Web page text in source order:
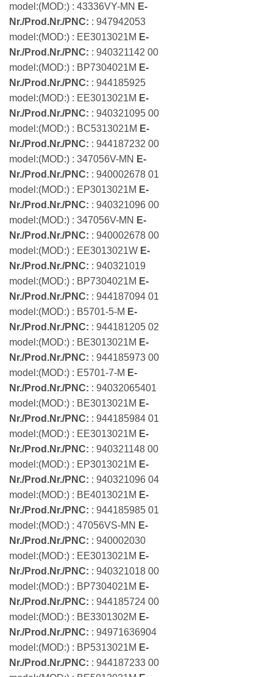
model:(MOD:) : 43336VY-MN E-
Nr./Prod.Nr./PNC: : 947942053
model:(MOD:) : EE3013021M E-
Nr./Prod.Nr./PNC: : 940321142 00
model:(MOD:) : BP7304021M E-
Nr./Prod.Nr./PNC: : 944185925
model:(MOD:) : EE3013021M E-
Nr./Prod.Nr./PNC: : 940321095 00
model:(MOD:) : BC5313021M E-
Nr./Prod.Nr./PNC: : 944187232 00
model:(MOD:) : 347056V-MN E-
Nr./Prod.Nr./PNC: : 940002678 01
model:(MOD:) : EP3013021M E-
Nr./Prod.Nr./PNC: : 940321096 00
model:(MOD:) : 347056V-MN E-
Nr./Prod.Nr./PNC: : 940002678 00
model:(MOD:) : EE3013021W E-
Nr./Prod.Nr./PNC: : 940321019
model:(MOD:) : BP7304021M E-
Nr./Prod.Nr./PNC: : 944187094 01
model:(MOD:) : B5701-5-M E-
Nr./Prod.Nr./PNC: : 944181205 02
model:(MOD:) : BE3013021M E-
Nr./Prod.Nr./PNC: : 944185973 00
model:(MOD:) : E5701-7-M E-
Nr./Prod.Nr./PNC: : 94032065401
model:(MOD:) : BE3013021M E-
Nr./Prod.Nr./PNC: : 944185984 01
model:(MOD:) : EE3013021M E-
Nr./Prod.Nr./PNC: : 940321148 00
model:(MOD:) : EP3013021M E-
Nr./Prod.Nr./PNC: : 940321096 04
model:(MOD:) : BE4013021M E-
Nr./Prod.Nr./PNC: : 944185985 01
model:(MOD:) : 47056VS-MN E-
Nr./Prod.Nr./PNC: : 940002030
model:(MOD:) : EE3013021M E-
Nr./Prod.Nr./PNC: : 940321018 00
model:(MOD:) : BP7304021M E-
Nr./Prod.Nr./PNC: : 944185724 00
model:(MOD:) : BE3301302M E-
Nr./Prod.Nr./PNC: : 94971636904
model:(MOD:) : BP5313021M E-
Nr./Prod.Nr./PNC: : 944187233 00